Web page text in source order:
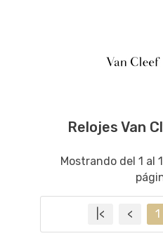
Relojes Van
Mostrando del 1 al
|< < 1